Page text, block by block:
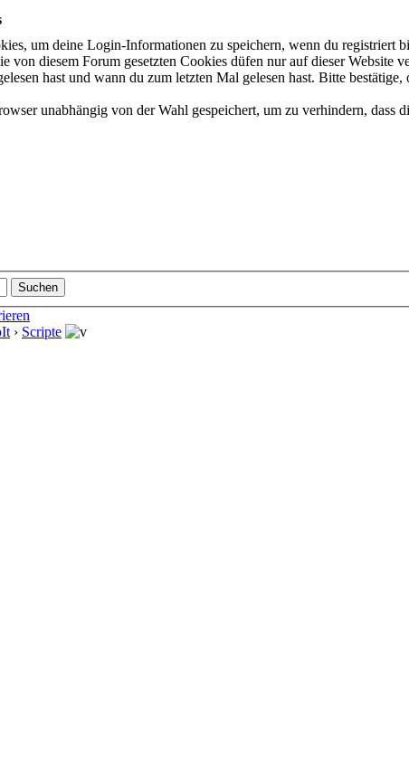
um deine Login-Informationen zu speichern, wenn du
von diesem Forum gesetzten Cookies düfen nur auf dieser
hast und wann du zum letzten Mal gelesen hast. Bitte
unabhängig von der Wahl gespeichert, um zu verhindern,
› Scripte